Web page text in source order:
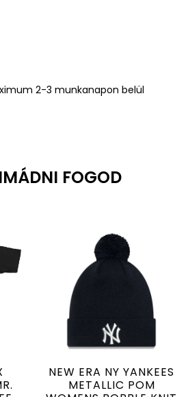
2-3 munkanapon belül
FOGOD
NEW ERA NY YANKEES
METALLIC POM